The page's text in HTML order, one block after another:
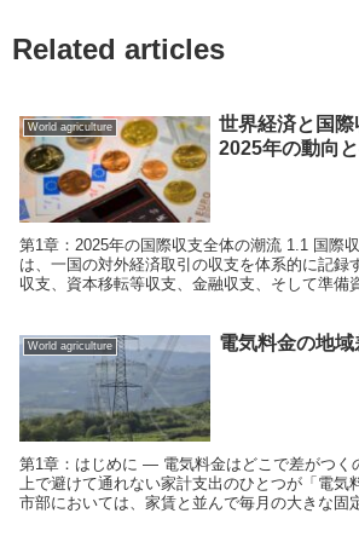
Related articles
World agriculture
世界経済と国際
2025年の動向
第1章：2025年の国際収支全体の潮流 1.1 国際
は、一国の対外経済取引の収支を体系的に記録
収支、資本移転等収支、金融収支、そして準備
World agriculture 電気料金の地
第1章：はじめに — 電気料金はどこで差がつく
上で避けて通れない家計支出のひとつが「電気
市部においては、家賃と並んで毎月の大きな固